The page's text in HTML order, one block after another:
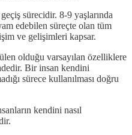
sürecidir. 8-9 yaşlarında
edebilen süreçte olan tüm
ve gelişimleri kapsar.
olduğu varsayılan özelliklere
Bir insan kendini
sürece kullanılması doğru
kendini nasıl